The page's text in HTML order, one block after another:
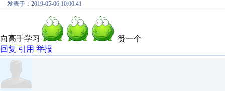
发表于：2019-05-06 10:00:41
向高手学习
赞一个
回复 引用 举报